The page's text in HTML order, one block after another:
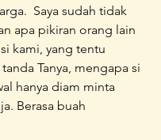
Saya sudah tidak
apa pikiran orang lain
kami, yang tentu
Tanya, mengapa si
hanya diam minta
Berasa buah